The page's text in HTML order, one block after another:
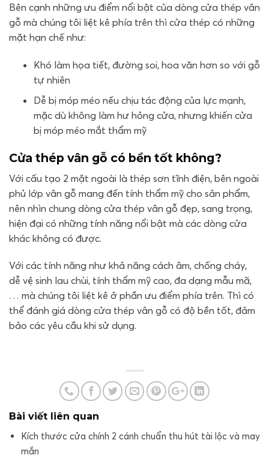
Bên cạnh những ưu điểm nổi bật của dòng cửa thép vân
gỗ mà chúng tôi liệt kê phía trên thì cửa thép có những
mặt hạn chế như:
Khó làm họa tiết, đường soi, hoa văn hơn so với gỗ
tự nhiên
Dễ bị móp méo nếu chịu tác động của lực mạnh,
mặc dù không làm hư hỏng cửa, nhưng khiến cửa
bị móp méo mắt thẩm mỹ
Cửa thép vân gỗ có bền tốt không?
Với cấu tạo 2 mặt ngoài là thép sơn tĩnh điện, bên ngoài
phủ lớp vân gỗ mang đến tính thẩm mỹ cho sản phẩm,
nên nhìn chung dòng cửa thép vân gỗ đẹp, sang trọng,
hiện đại có những tính năng nổi bật mà các dòng cửa
khác không có được.
Với các tính năng như khả năng cách âm, chống cháy,
dễ vệ sinh lau chùi, tính thẩm mỹ cao, đa dạng mẫu mã,
… mà chúng tôi liệt kê ở phần ưu điểm phía trên. Thì có
thể đánh giá dòng cửa thép vân gỗ có độ bền tốt, đảm
bảo các yêu cầu khi sử dụng.
Bài viết liên quan
Kích thước cửa chính 2 cánh chuẩn thu hút tài lộc và may
mắn